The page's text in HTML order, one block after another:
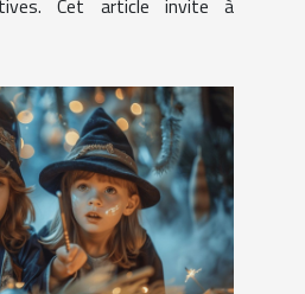
Cet article invite à